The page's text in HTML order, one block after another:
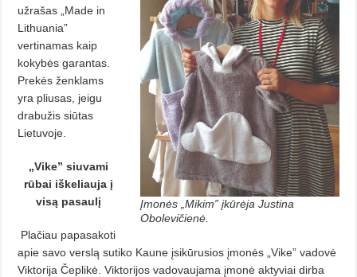
Įmonės „Mikim” įkūrėja Justina
Obolevičienė.
užrašas „Made in
Lithuania”
vertinamas kaip
kokybės garantas.
Prekės ženklams
yra pliusas, jeigu
drabužis siūtas
Lietuvoje.
„Vike” siuvami
rūbai iškeliauja į
visą pasaulį
Plačiau papasakoti
apie savo verslą sutiko Kaune įsikūrusios įmonės „Vike” vadovė
Viktorija Čeplikė. Viktorijos vadovaujama įmonė aktyviai dirba